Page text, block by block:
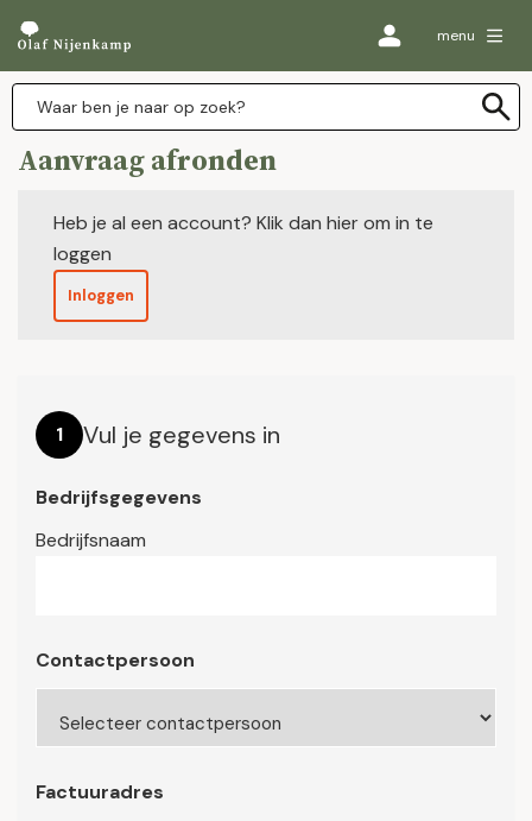
menu
Aanvraag afronden
Heb je al een account? Klik dan hier om in te
loggen
Inloggen
1 Vul je gegevens in
Bedrijfsgegevens
Bedrijfsnaam
Contactpersoon
Factuuradres